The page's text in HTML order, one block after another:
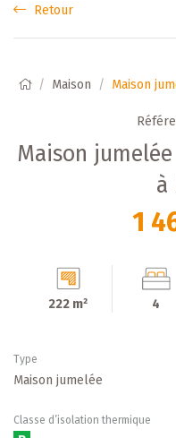
Retour
Maison Maison
Maison
à
1
222 m² 4
Type
Maison jumelée
Classe d’isolation thermique